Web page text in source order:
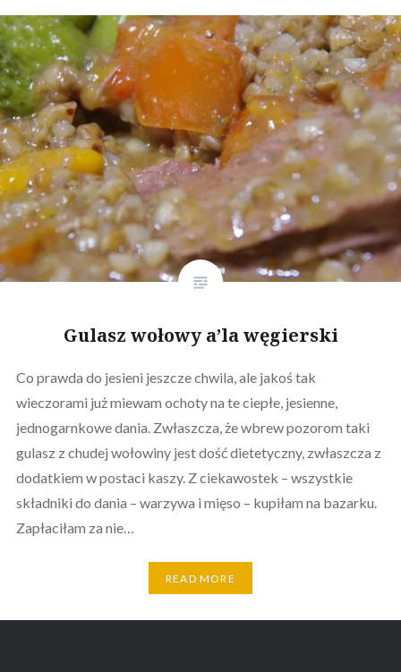
Gulasz wołowy a’la węgierski
Co prawda do jesieni jeszcze chwila, ale jakoś tak
wieczorami już miewam ochoty na te ciepłe, jesienne,
jednogarnkowe dania. Zwłaszcza, że wbrew pozorom taki
gulasz z chudej wołowiny jest dość dietetyczny, zwłaszcza z
dodatkiem w postaci kaszy. Z ciekawostek – wszystkie
składniki do dania – warzywa i mięso – kupiłam na bazarku.
Zapłaciłam za nie…
READ MORE